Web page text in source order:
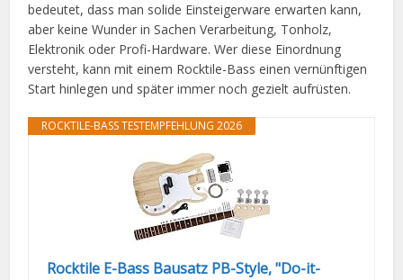
bedeutet, dass man solide Einsteigerware erwarten kann,
aber keine Wunder in Sachen Verarbeitung, Tonholz,
Elektronik oder Profi-Hardware. Wer diese Einordnung
versteht, kann mit einem Rocktile-Bass einen vernünftigen
Start hinlegen und später immer noch gezielt aufrüsten.
ROCKTILE-BASS TESTEMPFEHLUNG 2026
Rocktile E-Bass Bausatz PB-Style, "Do-it-